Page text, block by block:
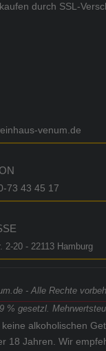
durch SSL-
venum.de
73 43 45 17
2-20 - 22113 Hamburg
- Alle Rechte
% gesetzl.
alkoholischen
18 Jahren. Wir